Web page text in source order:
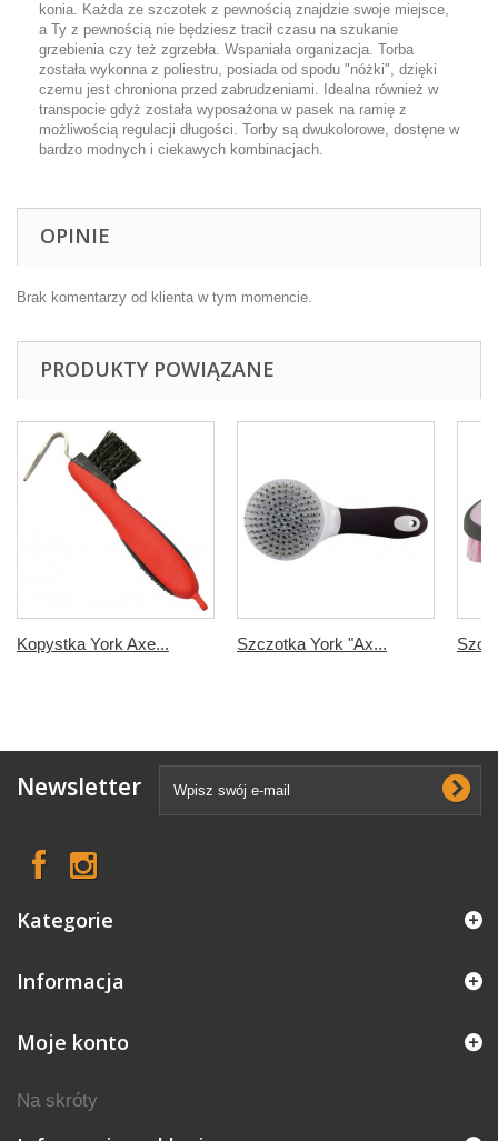
konia. Każda ze szczotek z pewnością znajdzie swoje miejsce,
a Ty z pewnością nie będziesz tracił czasu na szukanie
grzebienia czy też zgrzebła. Wspaniała organizacja. Torba
została wykonna z poliestru, posiada od spodu "nóżki", dzięki
czemu jest chroniona przed zabrudzeniami. Idealna również w
transpocie gdyż została wyposażona w pasek na ramię z
możliwością regulacji długości. Torby są dwukolorowe, dostęne w
bardzo modnych i ciekawych kombinacjach.
OPINIE
Brak komentarzy od klienta w tym momencie.
PRODUKTY POWIĄZANE
Kopystka York Axe... Szczotka York "Ax...
Newsletter
Kategorie
Informacja
Moje konto
Na skróty